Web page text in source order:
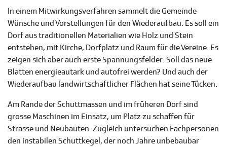
In einem Mitwirkungsverfahren sammelt die Gemeinde
Wünsche und Vorstellungen für den Wiederaufbau. Es soll ein
Dorf aus traditionellen Materialien wie Holz und Stein
entstehen, mit Kirche, Dorfplatz und Raum für die Vereine. Es
zeigen sich aber auch erste Spannungsfelder: Soll das neue
Blatten energieautark und autofrei werden? Und auch der
Wiederaufbau landwirtschaftlicher Flächen hat seine Tücken.
Am Rande der Schuttmassen und im früheren Dorf sind
grosse Maschinen im Einsatz, um Platz zu schaffen für
Strasse und Neubauten. Zugleich untersuchen Fachpersonen
den instabilen Schuttkegel, der noch Jahre unbebaubar